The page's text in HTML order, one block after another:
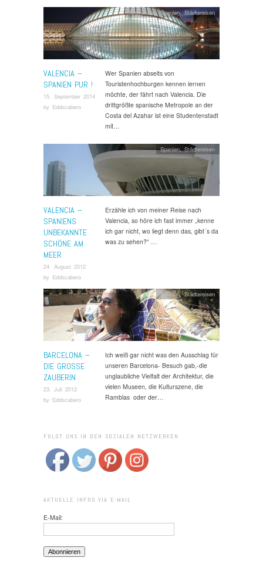
VALENCIA –
SPANIEN PUR !
15. September 2014
by Eddscabero
Aktivurlaub,Spanien,Städtereisen
Wer Spanien abseits von
Touristenhochburgen kennen lernen
möchte, der fährt nach Valencia. Die
drittgrößte spanische Metropole an der
Costa del Azahar ist eine Studentenstadt
mit…
VALENCIA –
SPANIENS
UNBEKANNTE
SCHÖNE AM
MEER
24. August 2012
by Eddscabero
Spanien ,Städtereisen
Erzähle ich von meiner Reise nach
Valencia, so höre ich fast immer „kenne
ich gar nicht, wo liegt denn das, gibt´s da
was zu sehen?“ …
BARCELONA –
DIE GROSSE Z
AUBERIN
23. Juli 2012
by Eddscabero
Spanien,Städtereisen
Ich weiß gar nicht was den Ausschlag für
unseren Barcelona- Besuch gab,-die
unglaubliche Vielfalt der Architektur, die
vielen Museen, die Kulturszene, die
Ramblas oder der…
FOLGT UNS IN DEN SOZIALEN NETZWERKEN
AKTUELLE INFOS VIA E-MAIL
E-Mail: